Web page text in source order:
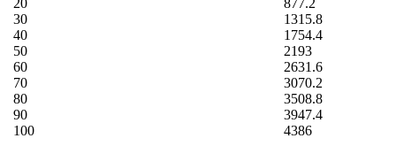
20
877.2
30
1315.8
40
1754.4
50
2193
60
2631.6
70
3070.2
80
3508.8
90
3947.4
100
4386